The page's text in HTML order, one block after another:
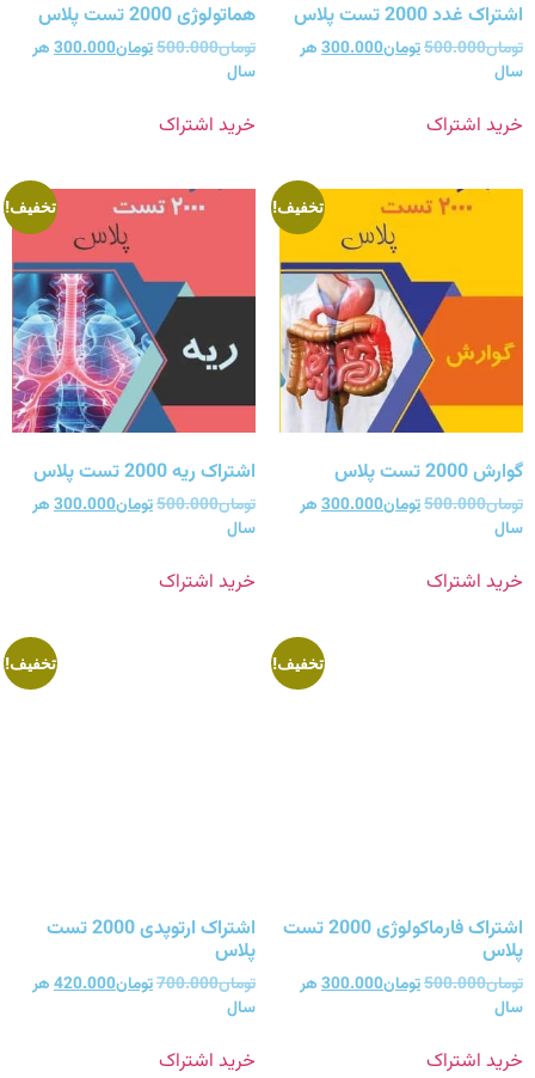
اشتراک غدد 2000 تست پلاس
تومان500.000تومان300.000هر
سال
خرید اشتراک
هماتولوژی 2000 تست پلاس
تومان500.000تومان300.000هر
سال
خرید اشتراک
تخفیف!
گوارش 2000 تست پلاس
تومان500.000تومان300.000هر
سال
خرید اشتراک
تخفیف!
اشتراک ریه 2000 تست پلاس
تومان500.000تومان300.000هر
سال
خرید اشتراک
تخفیف!
اشتراک فارماکولوژی 2000 تست
پلاس
تومان500.000تومان300.000هر
سال
خرید اشتراک
تخفیف!
اشتراک ارتوپدی 2000 تست
پلاس
تومان700.000تومان420.000هر
سال
خرید اشتراک